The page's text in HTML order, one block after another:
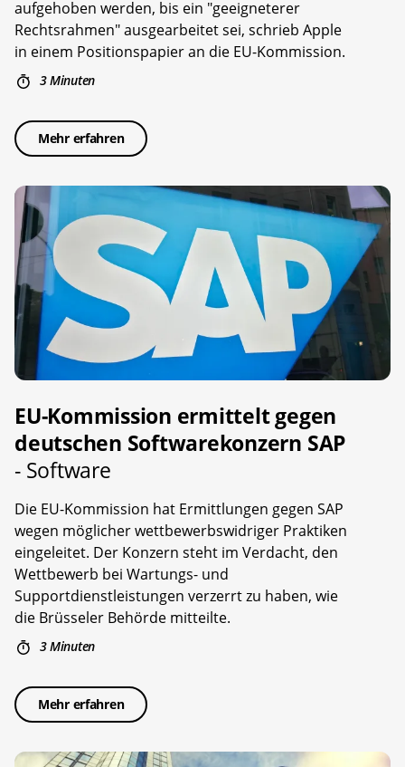
aufgehoben werden, bis ein "geeigneterer
Rechtsrahmen" ausgearbeitet sei, schrieb Apple
in einem Positionspapier an die EU-Kommission.
3 Minuten
Mehr erfahren
EU-Kommission ermittelt gegen
deutschen Softwarekonzern SAP
- Software
Die EU-Kommission hat Ermittlungen gegen SAP
wegen möglicher wettbewerbswidriger Praktiken
eingeleitet. Der Konzern steht im Verdacht, den
Wettbewerb bei Wartungs- und
Supportdienstleistungen verzerrt zu haben, wie
die Brüsseler Behörde mitteilte.
3 Minuten
Mehr erfahren